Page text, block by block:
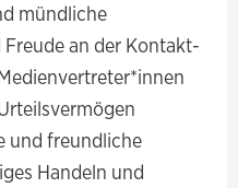
mündliche
an der Kontakt-
und freundliche
Handeln und